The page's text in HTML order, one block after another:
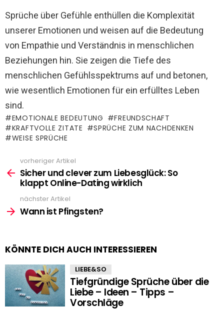
Sprüche über Gefühle enthüllen die Komplexität
unserer Emotionen und weisen auf die Bedeutung
von Empathie und Verständnis in menschlichen
Beziehungen hin. Sie zeigen die Tiefe des
menschlichen Gefühlsspektrums auf und betonen,
wie wesentlich Emotionen für ein erfülltes Leben
sind.
EMOTIONALE BEDEUTUNG
FREUNDSCHAFT
KRAFTVOLLE ZITATE
SPRÜCHE ZUM NACHDENKEN
WEISE SPRÜCHE
more
vorheriger Artikel
Sicher und clever zum Liebesglück: So
klappt Online-Dating wirklich
nächster Artikel
Wann ist Pfingsten?
KÖNNTE DICH AUCH INTERESSIEREN
LIEBE&SO
Tiefgründige Sprüche über die
Liebe – Ideen – Tipps –
Vorschläge